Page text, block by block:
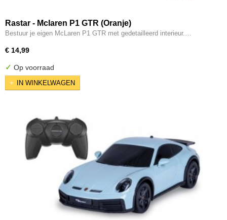
Rastar - Mclaren P1 GTR (Oranje)
Bestuur je eigen McLaren P1 GTR met gedetailleerd interieur.…
€ 14,99
✓ Op voorraad
IN WINKELWAGEN